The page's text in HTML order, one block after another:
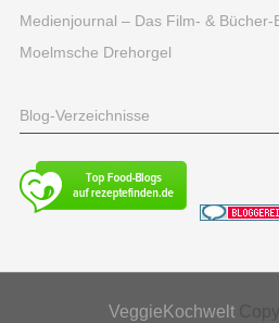
Medienjournal – Das Film- & Bücher-
Moelmsche Drehorgel
Blog-Verzeichnisse
VeggieKochwelt